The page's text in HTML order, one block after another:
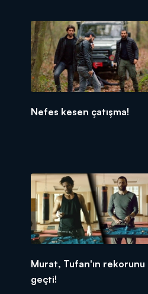
Nefes kesen çatışma!
Murat, Tufan'ın rekorunu
geçti!